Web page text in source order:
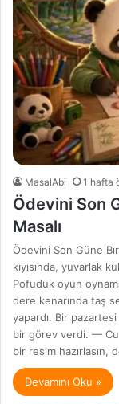
MasalAbi 1 hafta
Ödevini Son
Masalı
Ödevini Son Güne
kıyısında, yuvarlak
Pofuduk oyun
dere kenarında taş
yapardı. Bir
bir görev verdi. —
bir resim hazırlasın,
Devamını Oku »